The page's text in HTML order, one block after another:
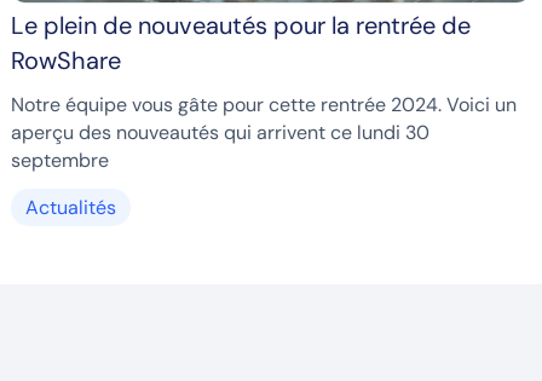
Le plein de nouveautés pour la rentrée de
RowShare
Notre équipe vous gâte pour cette rentrée 2024. Voici un
aperçu des nouveautés qui arrivent ce lundi 30
septembre
Actualités